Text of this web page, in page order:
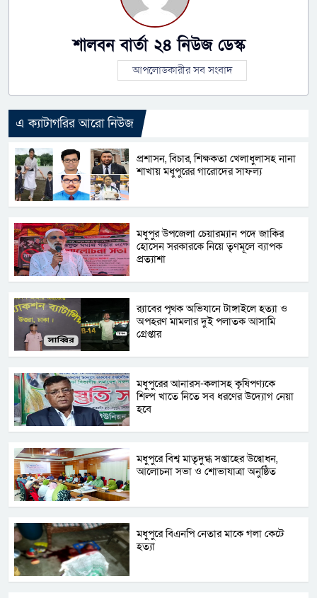
শালবন বার্তা ২৪ নিউজ ডেস্ক
আপলোডকারীর সব সংবাদ
এ ক্যাটাগরির আরো নিউজ
প্রশাসন, বিচার, শিক্ষকতা খেলাধুলাসহ নানা
শাখায় মধুপুরের গারোদের সাফল্য
মধুপুর উপজেলা চেয়ারম্যান পদে জাকির
হোসেন সরকারকে নিয়ে তৃণমূলে ব্যাপক
প্রত্যাশা
র‌্যাবের পৃথক অভিযানে টাঙ্গাইলে হত্যা ও
অপহরণ মামলার দুই পলাতক আসামি
গ্রেপ্তার
মধুপুরের আনারস-কলাসহ কৃষিপণ্যকে
শিল্প খাতে নিতে সব ধরণের উদ্যোগ নেয়া
হবে
মধুপুরে বিশ্ব মাতৃদুগ্ধ সপ্তাহের উদ্বোধন,
আলোচনা সভা ও শোভাযাত্রা অনুষ্ঠিত
মধুপুরে বিএনপি নেতার মাকে গলা কেটে
হত্যা